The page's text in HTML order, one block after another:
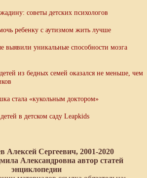
советы детских психологов
ребенку с аутизмом жить лучше
выявили уникальные способности мозга
из бедных семей оказался не меньше, чем
стала «кукольным доктором»
в детском саду Leapkids
Алексей Сергеевич, 2001-2020
Александровна автор статей
энциклопедии